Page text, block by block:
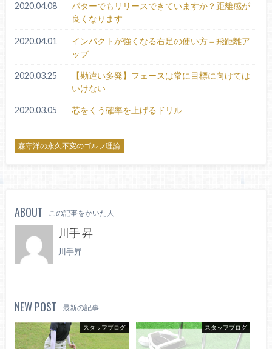
2020.04.08
パターでもリリースできていますか？距離感が
良くなります
2020.04.01
インパクトが強くなる右足の使い方＝飛距離ア
ップ
2020.03.25
【勘違い多発】フェースは常に目標に向けては
いけない
2020.03.05 芯をくう確率を上げるドリル
森守洋の永久不変のゴルフ理論
ABOUT この記事をかいた人
川手 昇
川手昇
NEW POST 最新の記事
スタッフブログ スタッフブログ